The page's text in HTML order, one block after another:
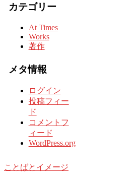
カテゴリー
At Times
Works
著作
メタ情報
ログイン
投稿フィー
ド
コメントフ
ィード
WordPress.org
ことばとイメージ